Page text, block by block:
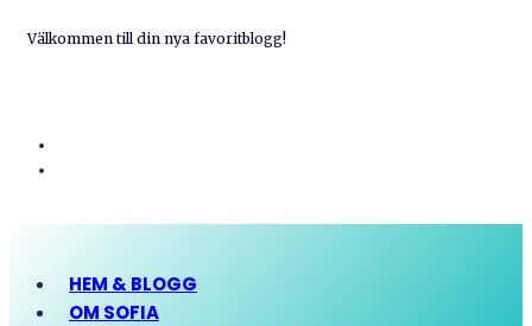
Välkommen till din nya favoritblogg!
HEM & BLOGG
OM SOFIA